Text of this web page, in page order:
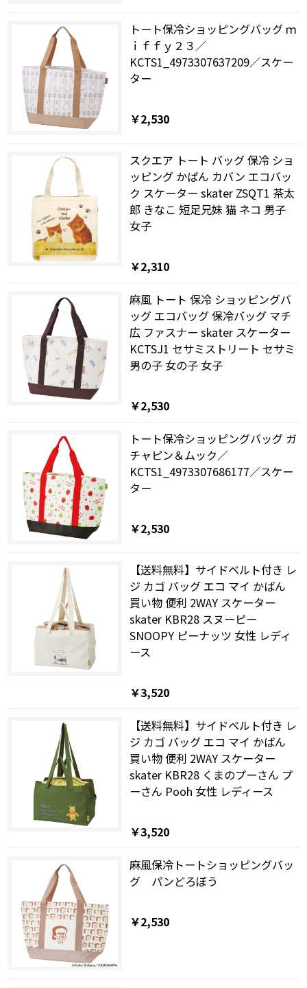
トート保冷ショッピングバッグ ｍ
ｉｆｆｙ２３／
KCTS1_4973307637209／スケー
ター
￥2,530
スクエア トート バッグ 保冷 ショ
ッピング かばん カバン エコバッ
ク スケーター skater ZSQT1 茶太
郎 きなこ 短足兄妹 猫 ネコ 男子
女子
￥2,310
麻風 トート 保冷 ショッピングバ
ッグ エコバッグ 保冷バッグ マチ
広 ファスナー skater スケーター
KCTSJ1 セサミストリート セサミ
男の子 女の子 女子
￥2,530
トート保冷ショッピングバッグ ガ
チャピン＆ムック／
KCTS1_4973307686177／スケー
ター
￥2,530
【送料無料】サイドベルト付き レ
ジ カゴ バッグ エコ マイ かばん
買い物 便利 2WAY スケーター
skater KBR28 スヌーピー
SNOOPY ピーナッツ 女性 レディ
ース
￥3,520
【送料無料】サイドベルト付き レ
ジ カゴ バッグ エコ マイ かばん
買い物 便利 2WAY スケーター
skater KBR28 くまのプーさん プ
ーさん Pooh 女性 レディース
￥3,520
麻風保冷トートショッピングバッ
グ パンどろぼう
￥2,530